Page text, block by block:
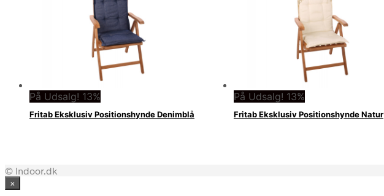
På Udsalg! 13%
Fritab Eksklusiv Positionshynde Denimblå
På Udsalg! 13%
Fritab Eksklusiv Positionshynde Natur
© Indoor.dk
×